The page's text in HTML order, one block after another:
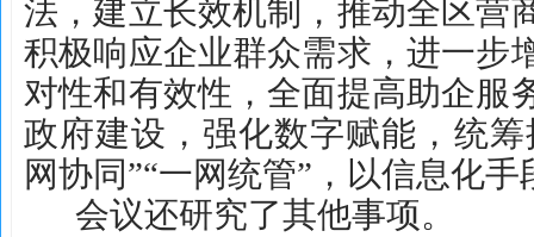
法，建立长效机制，推动全区营
积极响应企业群众需求，进一步
对性和有效性，全面提高助企服
政府建设，强化数字赋能，统筹
网协同”“一网统管”，以信息化
会议还研究了其他事项。